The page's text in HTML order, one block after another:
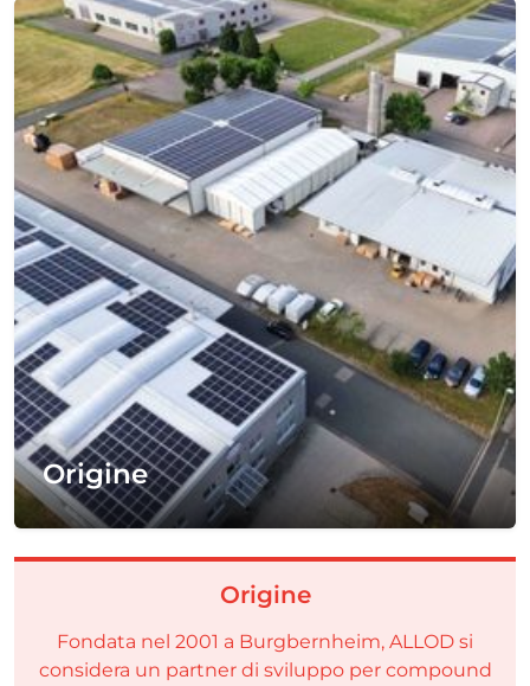
Origine
Origine
Fondata nel 2001 a Burgbernheim, ALLOD si
considera un partner di sviluppo per compound